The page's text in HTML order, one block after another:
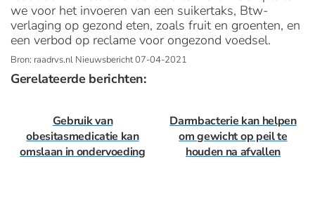
we voor het invoeren van een suikertaks, Btw-
verlaging op gezond eten, zoals fruit en groenten, en
een verbod op reclame voor ongezond voedsel.
Bron: raadrvs.nl Nieuwsbericht 07-04-2021
Gerelateerde berichten:
Gebruik van
obesitasmedicatie kan
omslaan in ondervoeding
Darmbacterie kan helpen
om gewicht op peil te
houden na afvallen